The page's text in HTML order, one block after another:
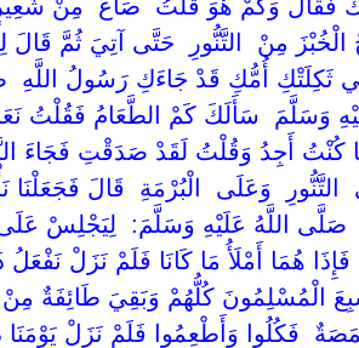
فَقَالَ وَكَمْ هُوَ قُلْتُ ‏ ‏صَاعٌ ‏ ‏مِنْ
الْخُبْزَ مِنْ ‏ ‏التَّنُّورِ ‏ ‏حَتَّى آتِيَ ثُمَّ
ثَكِلَتْكِ أُمُّكِ قَدْ جَاءَكِ رَسُولُ
وَسَلَّمَ ‏ ‏سَأَلَكَ كَمْ الطَّعَامُ فَقُلْتُ
كُنْتُ أَجِدُ وَقُلْتُ لَقَدْ صَدَقْتِ فَجَاءَ
‏وَعَلَى ‏ ‏الْبُرْمَةِ ‏ ‏قَالَ فَجَعَلْنَا
‏صَلَّى اللَّهُ عَلَيْهِ وَسَلَّمَ: ‏ ‏لِيَجْلِسْ
هُمَا أَمْلَأُ مَا كَانَا فَلَمْ نَزَلْ نَفْعَلُ
الْمُسْلِمُونَ كُلُّهُمْ وَبَقِيَ طَائِفَةٌ
‏فَكُلُوا وَأَطْعِمُوا فَلَمْ نَزَلْ